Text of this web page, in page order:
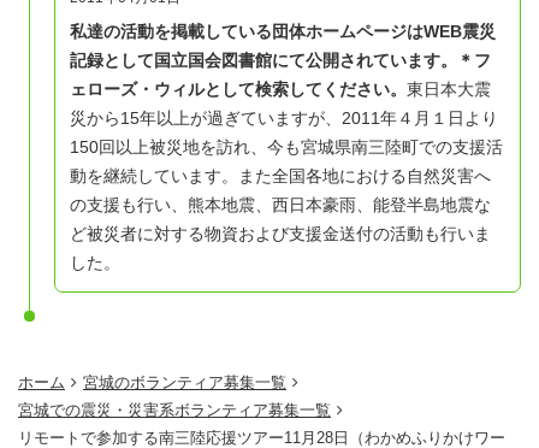
私達の活動を掲載している団体ホームページはWEB震災
記録として国立国会図書館にて公開されています。＊フ
ェローズ・ウィルとして検索してください。 東日本大震
災から15年以上が過ぎていますが、2011年４月１日より
150回以上被災地を訪れ、今も宮城県南三陸町での支援活
動を継続しています。
また全国各地における自然災害へ
の支援も行い、熊本地震、西日本豪雨、能登半島地震な
ど被災者に対する物資および支援金送付の活動も行いま
した。
ホーム
宮城のボランティア募集一覧
宮城での震災・災害系ボランティア募集一覧
リモートで参加する南三陸応援ツアー11月28日（わかめふりかけワー